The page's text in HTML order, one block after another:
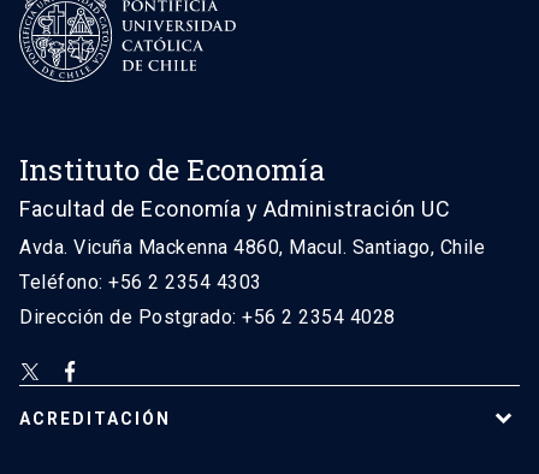
Instituto de Economía
Facultad de Economía y Administración UC
Avda. Vicuña Mackenna 4860, Macul. Santiago, Chile
Teléfono: +56 2 2354 4303
Dirección de Postgrado: +56 2 2354 4028
ACREDITACIÓN